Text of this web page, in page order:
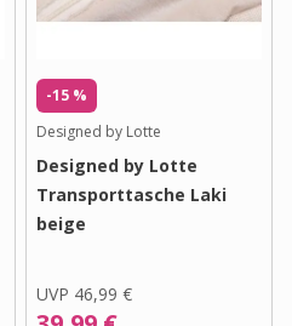
-15 %
Designed by Lotte
Designed by Lotte
Transporttasche Laki
beige
UVP 46,99 €